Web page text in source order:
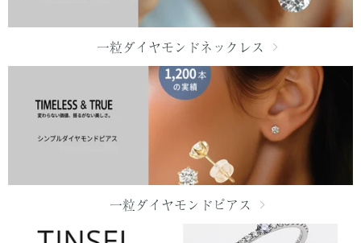
一粒ダイヤモンドネックレス
一粒ダイヤモンドピアス